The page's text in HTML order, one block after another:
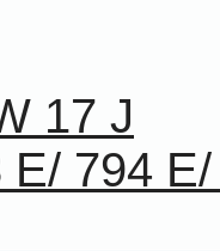
17 J
E/ 794